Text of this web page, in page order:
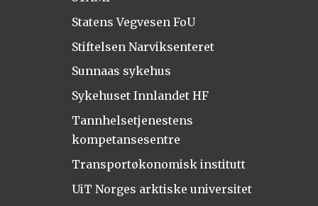
Statens Vegvesen FoU
Stiftelsen Narviksenteret
Sunnaas sykehus
Sykehuset Innlandet HF
Tannhelsetjenestens
kompetansesentre
Transportøkonomisk institutt
UiT Norges arktiske universitet